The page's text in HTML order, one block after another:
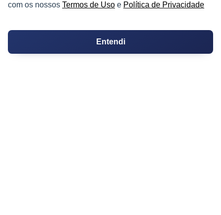
com os nossos Termos de Uso e Política de Privacidade
Entendi
Salas Comerciais
Fazendas
Depósitos